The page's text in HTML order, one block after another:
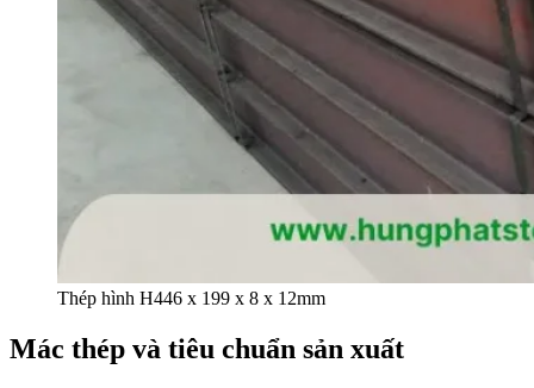
Thép hình H446 x 199 x 8 x 12mm
Mác thép và tiêu chuẩn sản xuất